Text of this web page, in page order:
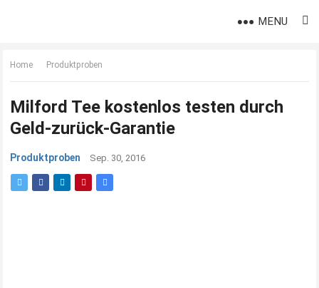
MENU
Home Produktproben
Milford Tee kostenlos testen durch
Geld-zurück-Garantie
Produktproben Sep. 30, 2016